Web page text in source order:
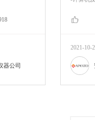
器公司
2021-10-